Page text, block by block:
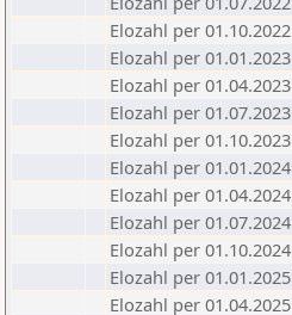
Elozahl per 01.10.2022
Elozahl per 01.01.2023
Elozahl per 01.04.2023
Elozahl per 01.07.2023
Elozahl per 01.10.2023
Elozahl per 01.01.2024
Elozahl per 01.04.2024
Elozahl per 01.07.2024
Elozahl per 01.10.2024
Elozahl per 01.01.2025
Elozahl per 01.04.2025